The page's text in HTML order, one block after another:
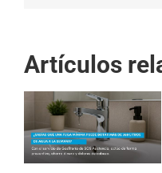
Artículos